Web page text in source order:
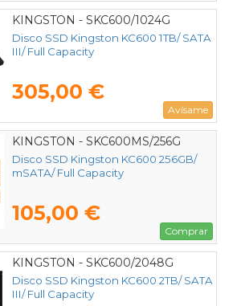
KINGSTON - SKC600/1024G
Disco SSD Kingston KC600 1TB/ SATA
III/ Full Capacity
305,00 €
Avísame
KINGSTON - SKC600MS/256G
Disco SSD Kingston KC600 256GB/
mSATA/ Full Capacity
105,00 €
Comprar
KINGSTON - SKC600/2048G
Disco SSD Kingston KC600 2TB/ SATA
III/ Full Capacity